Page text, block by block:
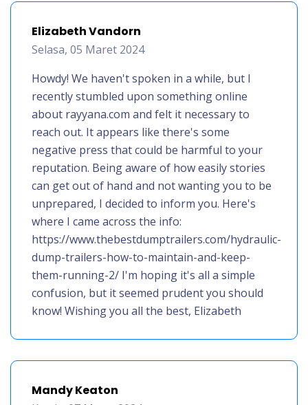
Elizabeth Vandorn
Selasa, 05 Maret 2024
Howdy! We haven't spoken in a while, but I
recently stumbled upon something online
about rayyana.com and felt it necessary to
reach out. It appears like there's some
negative press that could be harmful to your
reputation. Being aware of how easily stories
can get out of hand and not wanting you to be
unprepared, I decided to inform you. Here's
where I came across the info:
https://www.thebestdumptrailers.com/hydraulic-
dump-trailers-how-to-maintain-and-keep-
them-running-2/ I'm hoping it's all a simple
confusion, but it seemed prudent you should
know! Wishing you all the best, Elizabeth
Mandy Keaton